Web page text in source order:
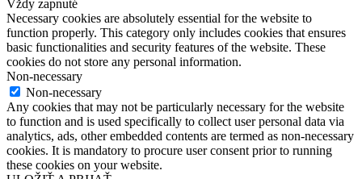
Vždy zapnuté
Necessary cookies are absolutely essential for the website to
function properly. This category only includes cookies that ensures
basic functionalities and security features of the website. These
cookies do not store any personal information.
Non-necessary
Non-necessary
Any cookies that may not be particularly necessary for the website
to function and is used specifically to collect user personal data via
analytics, ads, other embedded contents are termed as non-necessary
cookies. It is mandatory to procure user consent prior to running
these cookies on your website.